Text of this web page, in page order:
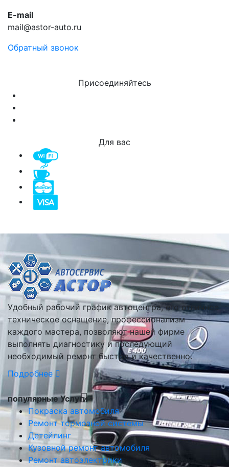
E-mail
mail@astor-auto.ru
Обратный звонок
Присоединяйтесь
Для вас
Удобный рабочий график автоцентра, его отличное
техническое оснащение, профессионализм
каждого мастера, позволяют нашей фирме
выполнять диагностику и последующий
необходимый ремонт быстро и качественно.
Подробнее
популярные Услуги
Покраска автомобиля
Ремонт тормозной системы
Детейлинг
Кузовной ремонт автомобиля
Ремонт автоэлектрики